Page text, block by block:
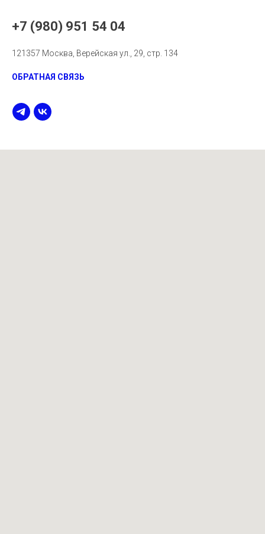
+7 (980) 951 54 04
121357 Москва, Верейская ул., 29, стр. 134
ОБРАТНАЯ СВЯЗЬ